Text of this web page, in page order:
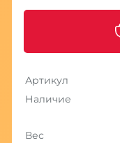
Артикул
Наличие
Вес